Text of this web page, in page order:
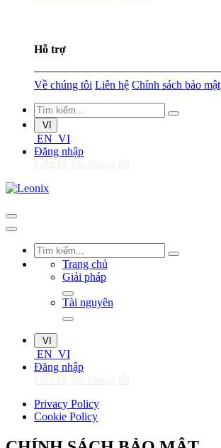
Hỗ trợ
Về chúng tôi Liên hệ Chính sách bảo mật
VI
EN VI
Đăng nhập
Trang chủ
Giải pháp
Tài nguyên
VI
EN VI
Đăng nhập
Privacy Policy
Cookie Policy